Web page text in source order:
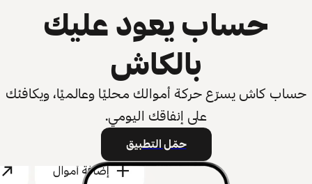
حساب يعود عليك
بالكاش
حساب كاش يسرّع حركة أموالك محليًا وعالميًا، ويكافئك
على إنفاقك اليومي.
حمّل التطبيق